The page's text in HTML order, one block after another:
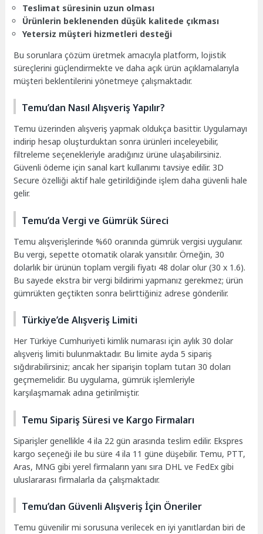
Teslimat süresinin uzun olması
Ürünlerin beklenenden düşük kalitede çıkması
Yetersiz müşteri hizmetleri desteği
Bu sorunlara çözüm üretmek amacıyla platform, lojistik
süreçlerini güçlendirmekte ve daha açık ürün açıklamalarıyla
müşteri beklentilerini yönetmeye çalışmaktadır.
Temu’dan Nasıl Alışveriş Yapılır?
Temu üzerinden alışveriş yapmak oldukça basittir. Uygulamayı
indirip hesap oluşturduktan sonra ürünleri inceleyebilir,
filtreleme seçenekleriyle aradığınız ürüne ulaşabilirsiniz.
Güvenli ödeme için sanal kart kullanımı tavsiye edilir. 3D
Secure özelliği aktif hale getirildiğinde işlem daha güvenli hale
gelir.
Temu’da Vergi ve Gümrük Süreci
Temu alışverişlerinde %60 oranında gümrük vergisi uygulanır.
Bu vergi, sepette otomatik olarak yansıtılır. Örneğin, 30
dolarlık bir ürünün toplam vergili fiyatı 48 dolar olur (30 x 1.6).
Bu sayede ekstra bir vergi bildirimi yapmanız gerekmez; ürün
gümrükten geçtikten sonra belirttiğiniz adrese gönderilir.
Türkiye’de Alışveriş Limiti
Her Türkiye Cumhuriyeti kimlik numarası için aylık 30 dolar
alışveriş limiti bulunmaktadır. Bu limite ayda 5 sipariş
sığdırabilirsiniz; ancak her siparişin toplam tutarı 30 doları
geçmemelidir. Bu uygulama, gümrük işlemleriyle
karşılaşmamak adına getirilmiştir.
Temu Sipariş Süresi ve Kargo Firmaları
Siparişler genellikle 4 ila 22 gün arasında teslim edilir. Ekspres
kargo seçeneği ile bu süre 4 ila 11 güne düşebilir. Temu, PTT,
Aras, MNG gibi yerel firmaların yanı sıra DHL ve FedEx gibi
uluslararası firmalarla da çalışmaktadır.
Temu’dan Güvenli Alışveriş İçin Öneriler
Temu güvenilir mi sorusuna verilecek en iyi yanıtlardan biri de